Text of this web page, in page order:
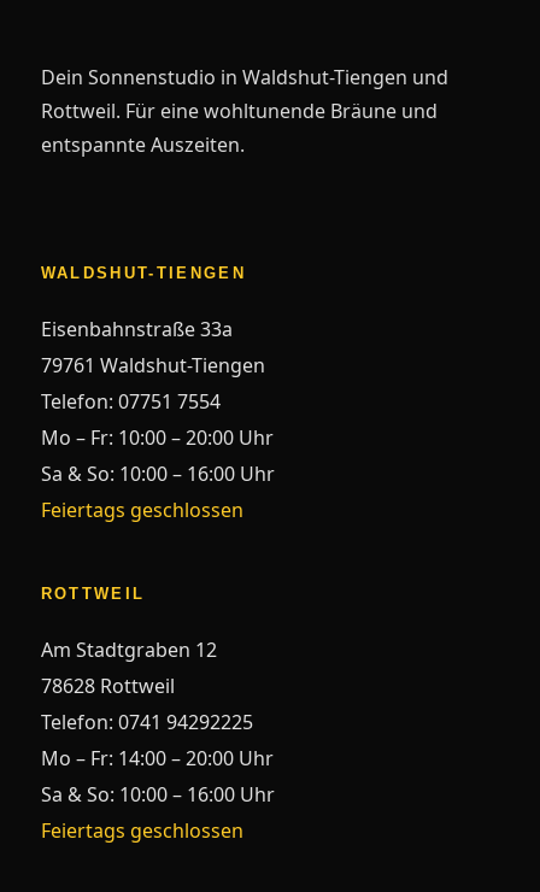
Dein Sonnenstudio in Waldshut-Tiengen und
Rottweil. Für eine wohltunende Bräune und
entspannte Auszeiten.
WALDSHUT-TIENGEN
Eisenbahnstraße 33a
79761 Waldshut-Tiengen
Telefon: 07751 7554
Mo – Fr: 10:00 – 20:00 Uhr
Sa & So: 10:00 – 16:00 Uhr
Feiertags geschlossen
ROTTWEIL
Am Stadtgraben 12
78628 Rottweil
Telefon: 0741 94292225
Mo – Fr: 14:00 – 20:00 Uhr
Sa & So: 10:00 – 16:00 Uhr
Feiertags geschlossen